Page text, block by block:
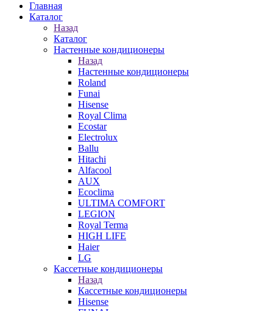
Главная
Каталог
Назад
Каталог
Настенные кондиционеры
Назад
Настенные кондиционеры
Roland
Funai
Hisense
Royal Clima
Ecostar
Electrolux
Ballu
Hitachi
Alfacool
AUX
Ecoclima
ULTIMA COMFORT
LEGION
Royal Terma
HIGH LIFE
Haier
LG
Кассетные кондиционеры
Назад
Кассетные кондиционеры
Hisense